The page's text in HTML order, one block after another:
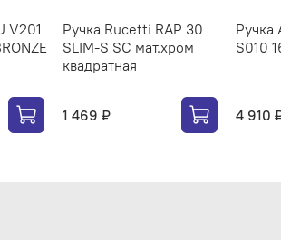
V201
Ручка Rucetti RAP 30
SLIM-S SC мат.хром
квадратная
1 469 ₽
Ручка
S010
4 910